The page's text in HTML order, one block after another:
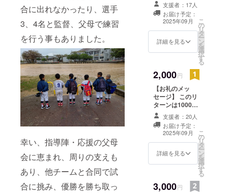
合に出れなかったり、選手
3、4名と監督、父母で練習
を行う事もありました。
幸い、指導陣・応援の父母
会に恵まれ、周りの支えも
あり、他チームと合同で試
合に挑み、優勝を勝ち取っ
セージをお送り
します。
支援者：17人
お届け予定：
2025年09月
詳細を見る
こ
の
リ
タ
ー
ン
を
選
択
す
る
2,000円
【お礼のメッ
セージ】 このリ
ターンは1000円
のリターンと同
じ内容になりま
す。
支援者：20人
お届け予定：
2025年09月
詳細を見る
こ
の
リ
タ
ー
ン
を
選
択
す
る
3,000円